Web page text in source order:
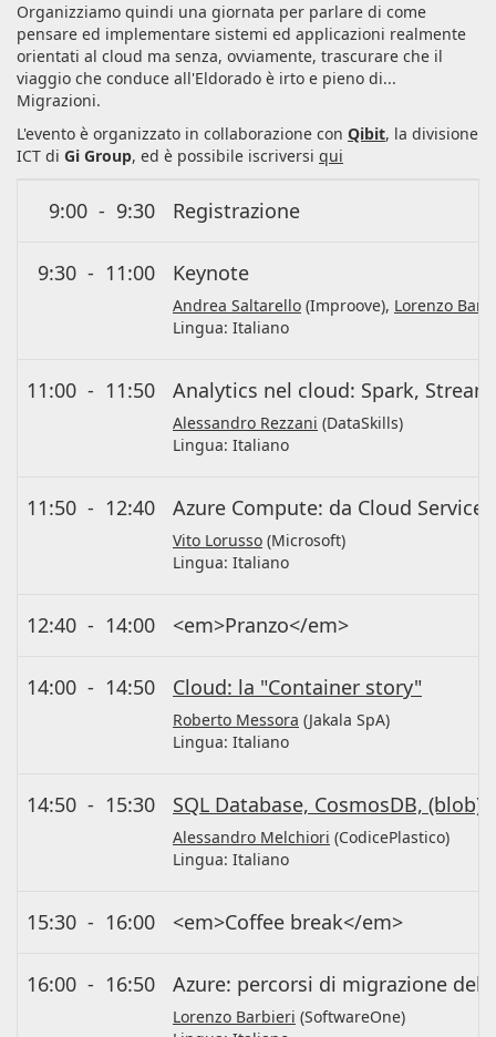
Organizziamo quindi una giornata per parlare di come
pensare ed implementare sistemi ed applicazioni realmente
orientati al cloud ma senza, ovviamente, trascurare che il
viaggio che conduce all'Eldorado è irto e pieno di...
Migrazioni.
L'evento è organizzato in collaborazione con Qibit, la divisione
ICT di Gi Group, ed è possibile iscriversi qui
9:00 - 9:30 Registrazione
9:30 - 11:00 Keynote
Andrea Saltarello (Improove), Lorenzo
Lingua: Italiano
11:00 - 11:50 Analytics nel cloud: Spark,
Alessandro Rezzani (DataSkills)
Lingua: Italiano
11:50 - 12:40 Azure Compute: da Cloud Services
Vito Lorusso (Microsoft)
Lingua: Italiano
12:40 - 14:00 <em>Pranzo</em>
14:00 - 14:50 Cloud: la "Container story"
Roberto Messora (Jakala SpA)
Lingua: Italiano
14:50 - 15:30 SQL Database, CosmosDB,
Alessandro Melchiori (CodicePlastico)
Lingua: Italiano
15:30 - 16:00 <em>Coffee break</em>
16:00 - 16:50 Azure: percorsi di migrazione
Lorenzo Barbieri (SoftwareOne)